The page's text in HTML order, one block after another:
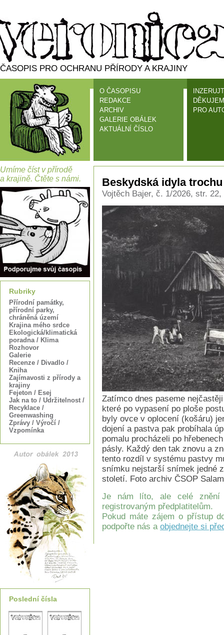
ČASOPIS PRO OCHRANU PŘÍRODY A KRAJINY
O ČASOPISU
REDAKCE
ARCHIV
GALERIE OBÁLEK
AKTUÁLNÍ ČÍSLO
PRO
Umíme číst v přírodě
a krajině. Čtěte s námi.
Rubriky
Přírodní památky,
přírodní parky,
chráněná území
Krajina mého srdce
Ekologická/klimatická
poradna / Klima
Rozhovor
Galerie
Recenze / Divadlo /
Kniha
Zajímavosti z přírody a
krajiny
Fejeton / Esej
Jak na to / Udržitelnost /
Recyklace /
Greenwashing
Zprávy / Výročí /
Vzpomínka
Poslední čísla
Beskydská idyla
Vojtěch Bajer, č. 1/2026, str. 22,
Zatímco dnes paseme
které po vypasení po ploše
byly ovce v oplocení (košáru)
dojení a pastva pak probíhala
pomalu procházeli po
pásly. Každý den tak znovu a
tento rozdíl v systému pastvy
snímku nejstarší snímek jedné
století. Foto archiv ČSOP
Je nám líto, ale celé znění
registrovaným předplatitelům.
Pokud máte zájem o přístup
podpořte nás a objednejte si